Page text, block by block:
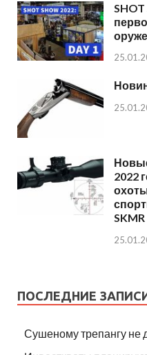
2022
SKMR
ПОСЛЕДНИЕ
Сушеному трепангу не